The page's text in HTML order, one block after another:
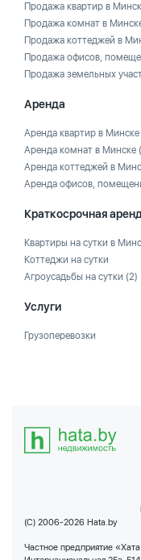
Продажа квартир в
Продажа комнат в
Продажа коттеджей в
Продажа офисов,
Продажа земельных
Аренда
Аренда квартир в Минске
Аренда комнат в Минске
Аренда коттеджей в
Аренда офисов,
Краткосрочная
Квартиры на сутки в
Коттеджи на сутки
Агроусадьбы на сутки (2)
Услуги
Грузоперевозки
(C) 2006-2026 Hata.by
Частное предприятие